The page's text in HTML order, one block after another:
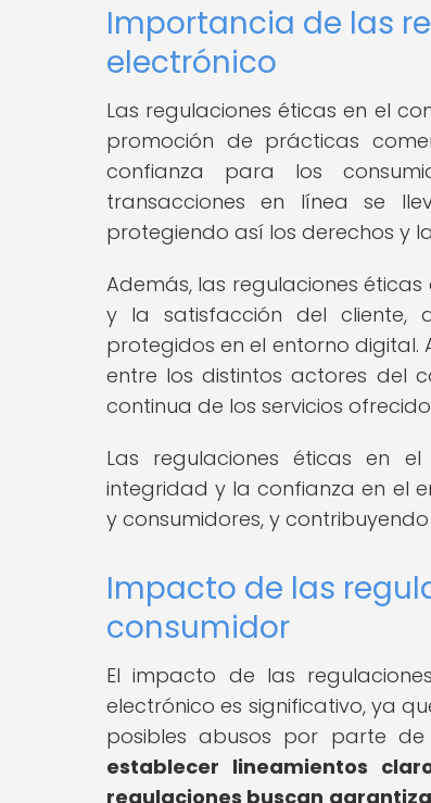
Importancia de las
electrónico
Las regulaciones éticas en el
promoción de prácticas
confianza para los
transacciones en línea se
protegiendo así los derechos y
Además, las regulaciones
y la satisfacción del cliente,
protegidos en el entorno digital.
entre los distintos actores del
continua de los servicios
Las regulaciones éticas en
integridad y la confianza en el
y consumidores, y
Impacto de las
consumidor
El impacto de las
electrónico es significativo, ya
posibles abusos por parte
establecer lineamientos
regulaciones buscan